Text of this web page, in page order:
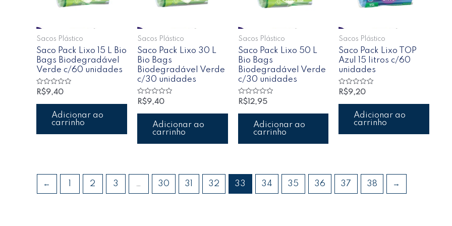
Sacos Plástico
Saco Pack Lixo 15 L Bio
Bags Biodegradável
Verde c/60 unidades
Avaliação
de
R$9,40
Adicionar ao
carrinho
Sacos Plástico
Saco Pack Lixo 30 L
Bio Bags
Biodegradável Verde
c/30 unidades
Avaliação
de
R$9,40
Adicionar ao
carrinho
Sacos Plástico
Saco Pack Lixo 50 L
Bio Bags
Biodegradável Verde
c/30 unidades
Avaliação
de
R$12,95
Adicionar ao
carrinho
Sacos Plástico
Saco Pack Lixo TOP
Azul 15 litros c/60
unidades
Avaliação
de
R$9,20
Adicionar ao
carrinho
← 2 3 … 30 31 32 33 34 35 36 37 38 →